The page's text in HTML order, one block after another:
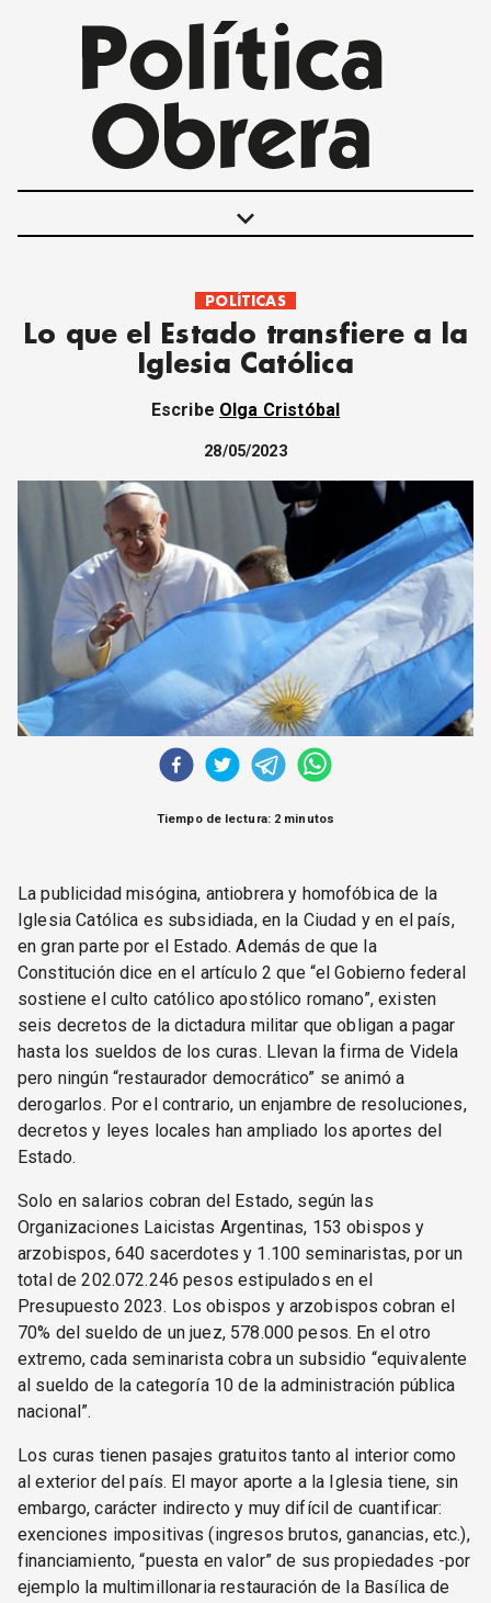
keyboard_arrow_down
POLÍTICAS
INTERNACIONALES
MOVIMIENTO OBRERO
ECONOMÍA
SOCIEDAD Y CULTURA
JUVENTUD
CORREO DE LECTORES
DEBATE
ARCHIVO
DECLARACIONES
OPINIÓN
ALTAMIRA RESPONDE
Política Obrera Revista
CONTACTO
POLÍTICAS
Lo que el Estado transfiere a la
Iglesia Católica
Escribe Olga Cristóbal
28/05/2023
Tiempo de lectura: 2 minutos
La publicidad misógina, antiobrera y homofóbica de la
Iglesia Católica es subsidiada, en la Ciudad y en el país,
en gran parte por el Estado. Además de que la
Constitución dice en el artículo 2 que “el Gobierno federal
sostiene el culto católico apostólico romano”, existen
seis decretos de la dictadura militar que obligan a pagar
hasta los sueldos de los curas. Llevan la firma de Videla
pero ningún “restaurador democrático” se animó a
derogarlos. Por el contrario, un enjambre de resoluciones,
decretos y leyes locales han ampliado los aportes del
Estado.
Solo en salarios cobran del Estado, según las
Organizaciones Laicistas Argentinas, 153 obispos y
arzobispos, 640 sacerdotes y 1.100 seminaristas, por un
total de 202.072.246 pesos estipulados en el
Presupuesto 2023. Los obispos y arzobispos cobran el
70% del sueldo de un juez, 578.000 pesos. En el otro
extremo, cada seminarista cobra un subsidio “equivalente
al sueldo de la categoría 10 de la administración pública
nacional”.
Los curas tienen pasajes gratuitos tanto al interior como
al exterior del país. El mayor aporte a la Iglesia tiene, sin
embargo, carácter indirecto y muy difícil de cuantificar:
exenciones impositivas (ingresos brutos, ganancias, etc.),
financiamiento, “puesta en valor” de sus propiedades -por
ejemplo la multimillonaria restauración de la Basílica de